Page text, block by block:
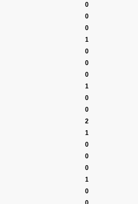
0
0
0
1
0
0
0
1
0
0
2
1
0
0
0
1
0